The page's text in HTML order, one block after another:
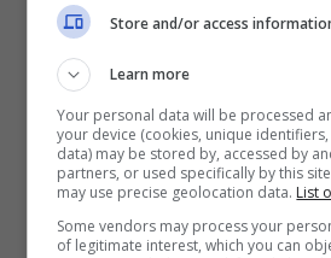
dimostrato essere
Europa è esploso.
La favola di
E’ proprio il palcoscenico
cui Federico è tornato a
Store and/or access
Learn more
Your personal data will be processed
your device (cookies, unique
data) may be stored by, accessed by
partners, or used specifically by this
may use precise geolocation data. List
Some vendors may process your
of legitimate interest, which you can